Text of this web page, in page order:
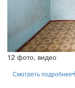
12 фото, видео
Смотреть подробнее